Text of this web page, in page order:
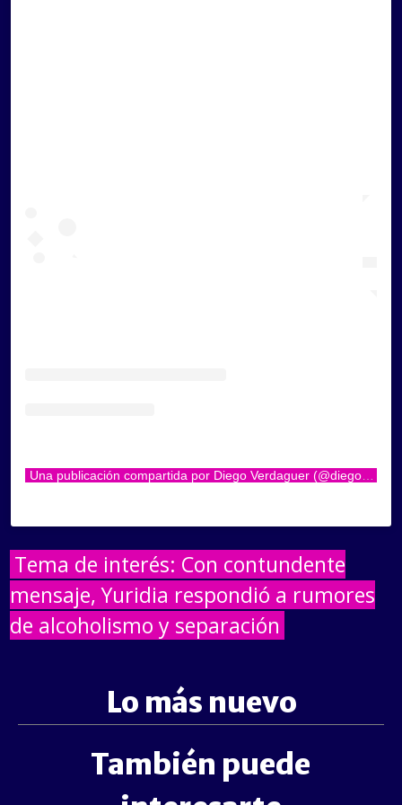
Tema de interés: Con contundente
mensaje, Yuridia respondió a rumores
de alcoholismo y separación
Lo más nuevo
También puede